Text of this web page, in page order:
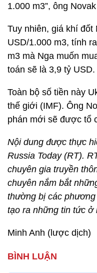
1.000 m3”, ông
Tuy nhiên, giá khí đốt
USD/1.000 m3, tính
m3 mà Nga muốn
toán sẽ là 3,9 tỷ USD.
Toàn bộ số tiền này
thế giới (IMF). Ông
phán mới sẽ được tổ
Nội dung được thực
Russia Today (RT).
chuyên gia truyền
chuyên nắm bắt
thường bị các
tạo ra những tin tức ở
Minh Anh (lược dịch)